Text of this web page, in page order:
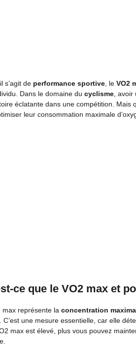
s’agit de performance sportive, le VO2
Dans le domaine du cyclisme, avoir
éclatante dans une compétition. Mais
leur consommation maximale
ce que le VO2 max et
max représente la concentration
C’est une mesure essentielle, car elle
max est élevé, plus vous pouvez